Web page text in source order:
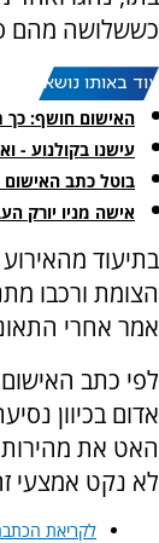
כששלושה מהם
עוד באותו נושא:
האישום חושף: כך
עישנו בקולנוע -
בוטל כתב האישום
אישה מניו יורק
בתיעוד
הצומת ורכבו
אמר אחרי
לפי כתב
אדום בכיוון
האט את מהירות
לא נקט אמצעי
לקריאת